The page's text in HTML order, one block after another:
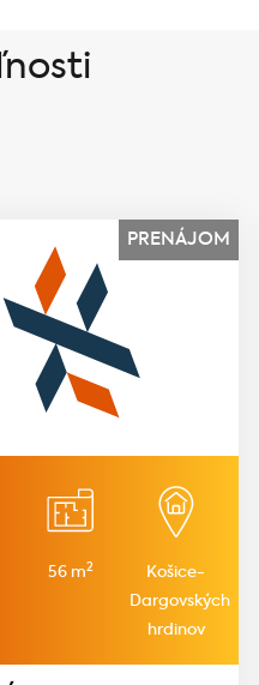
PRENÁJOM
56 m2
Košice-
Dargovských
hrdinov